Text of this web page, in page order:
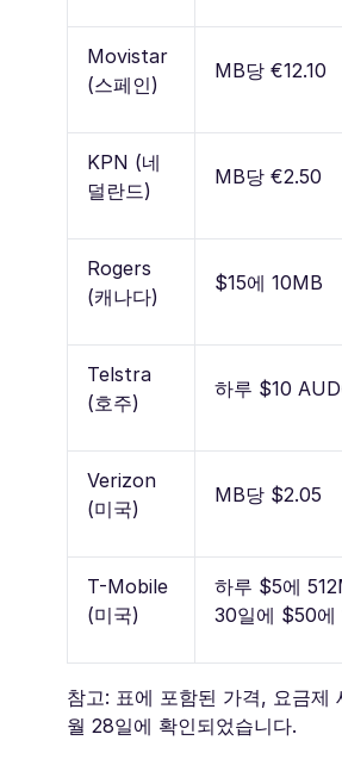
Movistar
(스페인)
MB당 €12.10
KPN (네
덜란드)
MB당 €2.50
Rogers
(캐나다)
$15에 10MB
Telstra
(호주)
하루 $10
Verizon
(미국)
MB당 $2.05
T-Mobile
(미국)
하루 $5에
30일에 $50에
참고: 표에 포함된 가격, 요금
월 28일에 확인되었습니다.